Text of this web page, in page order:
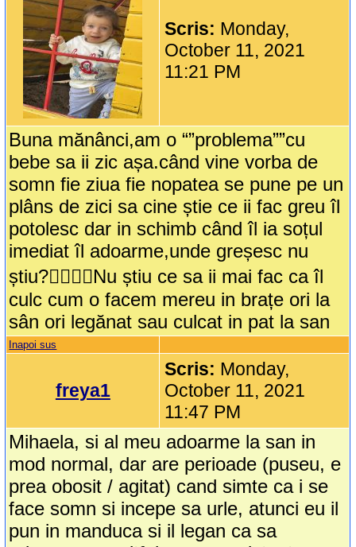
Scris: Monday,
October 11, 2021
11:21 PM
Buna mănânci,am o “”problema””cu
bebe sa ii zic așa.când vine vorba de
somn fie ziua fie nopatea se pune pe un
plâns de zici sa cine știe ce ii fac greu îl
potolesc dar in schimb când îl ia soțul
imediat îl adoarme,unde greșesc nu
știu?🤦‍♀️🤦‍♀️Nu știu ce sa ii mai fac ca îl
culc cum o facem mereu in brațe ori la
sân ori legănat sau culcat in pat la san
Inapoi sus
freya1
Scris: Monday,
October 11, 2021
11:47 PM
Mihaela, si al meu adoarme la san in
mod normal, dar are perioade (puseu, e
prea obosit / agitat) cand simte ca i se
face somn si incepe sa urle, atunci eu il
pun in manduca si il legan ca sa